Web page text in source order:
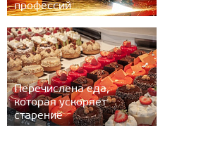
профессий
Перечислена еда,
которая ускоряет
старение